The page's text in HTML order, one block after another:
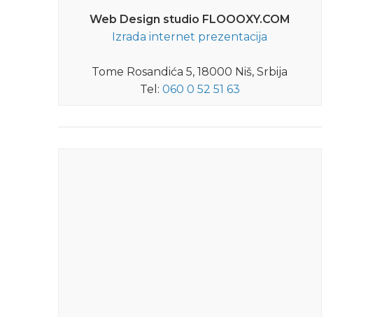
Web Design studio FLOOOXY.COM
Izrada internet prezentacija
Tome Rosandića 5, 18000 Niš, Srbija
Tel: 060 0 52 51 63